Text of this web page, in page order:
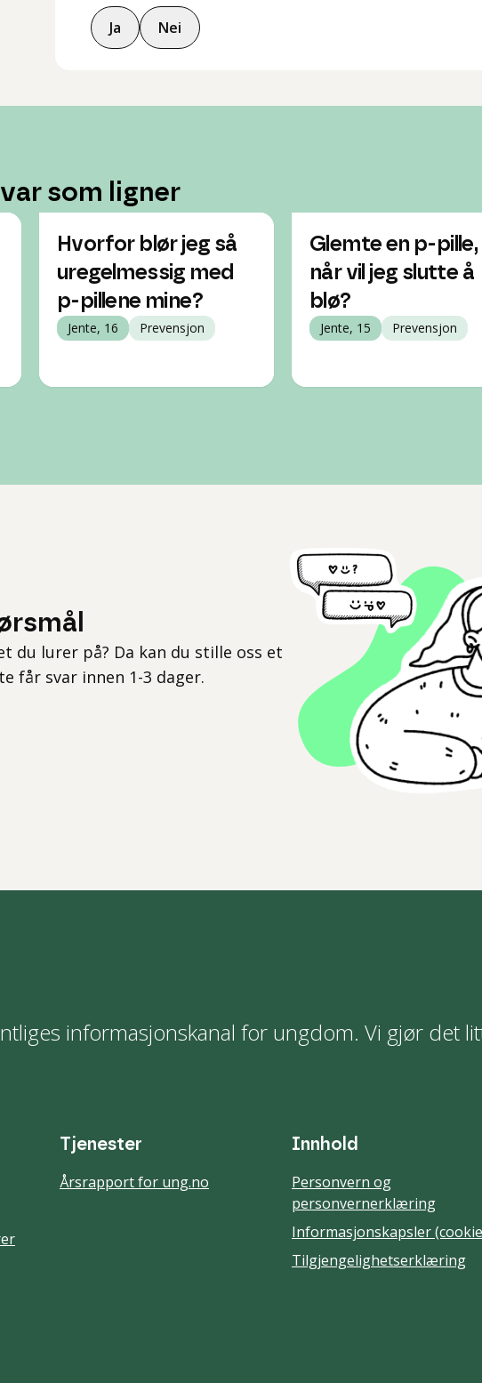
Ja Nei
som ligner
Hvorfor blør jeg så
uregelmessig med
p-pillene mine?
Jente, 16 Prevensjon
Glemte en p-pille,
når vil jeg slutte å
blø?
Jente, 15 Prevensjon
du lurer på? Da kan du stille oss et
får svar innen 1-3 dager.
informasjonskanal for ungdom. Vi gjør det
Tjenester
Årsrapport for ung.no
Innhold
Personvern og
personvernerklæring
Informasjonskapsler
Tilgjengelighetserklæring